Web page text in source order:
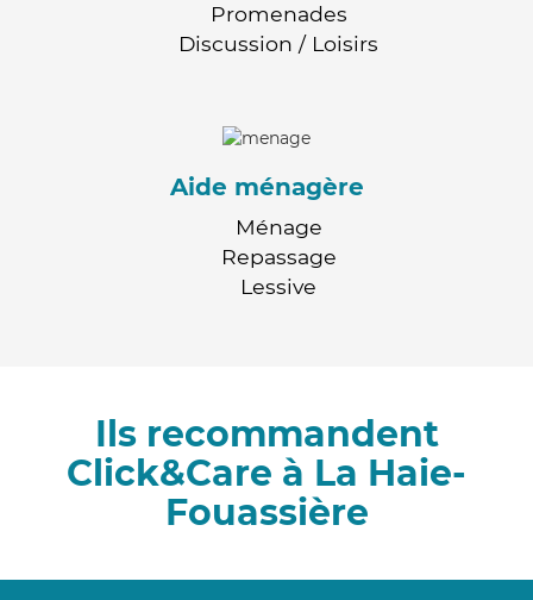
Promenades
Discussion / Loisirs
Aide ménagère
Ménage
Repassage
Lessive
Ils recommandent
Click&Care à La Haie-
Fouassière